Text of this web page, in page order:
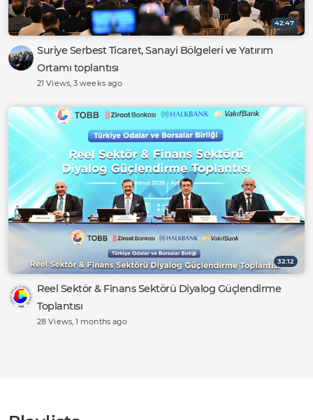
42:47
Suriye Serbest Ticaret, Sanayi Bölgeleri ve Yatırım
Ortamı toplantısı
21 Views, 3 weeks ago
32:12
Reel Sektör & Finans Sektörü Diyalog Güçlendirme
Toplantısı
28 Views, 1 months ago